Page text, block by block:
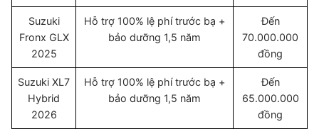
Suzuki
Fronx GLX
2025
Hỗ trợ 100% lệ phí trước bạ +
bảo dưỡng 1,5 năm
Đến
70.000.000
đồng
Suzuki XL7
Hybrid
2026
Hỗ trợ 100% lệ phí trước bạ +
bảo dưỡng 1,5 năm
Đến
65.000.000
đồng